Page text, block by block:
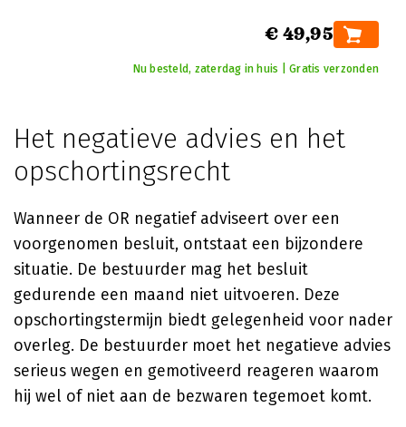
€ 49,95
Nu besteld, zaterdag in huis | Gratis verzonden
Het negatieve advies en het
opschortingsrecht
Wanneer de OR negatief adviseert over een
voorgenomen besluit, ontstaat een bijzondere
situatie. De bestuurder mag het besluit
gedurende een maand niet uitvoeren. Deze
opschortingstermijn biedt gelegenheid voor nader
overleg. De bestuurder moet het negatieve advies
serieus wegen en gemotiveerd reageren waarom
hij wel of niet aan de bezwaren tegemoet komt.